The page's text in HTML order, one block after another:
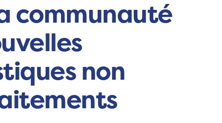
communauté
non